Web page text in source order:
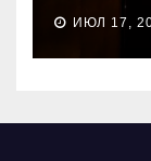
ИЮЛ 17,